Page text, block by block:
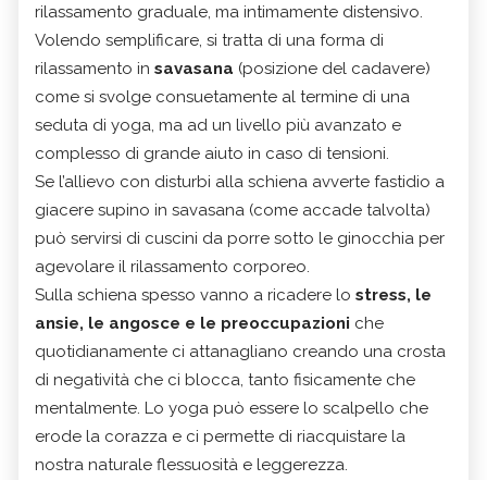
rilassamento graduale, ma intimamente distensivo.
Volendo semplificare, si tratta di una forma di
rilassamento in savasana (posizione del cadavere)
come si svolge consuetamente al termine di una
seduta di yoga, ma ad un livello più avanzato e
complesso di grande aiuto in caso di tensioni.
Se l’allievo con disturbi alla schiena avverte fastidio a
giacere supino in savasana (come accade talvolta)
può servirsi di cuscini da porre sotto le ginocchia per
agevolare il rilassamento corporeo.
Sulla schiena spesso vanno a ricadere lo stress, le
ansie, le angosce e le preoccupazioni che
quotidianamente ci attanagliano creando una crosta
di negatività che ci blocca, tanto fisicamente che
mentalmente. Lo yoga può essere lo scalpello che
erode la corazza e ci permette di riacquistare la
nostra naturale flessuosità e leggerezza.